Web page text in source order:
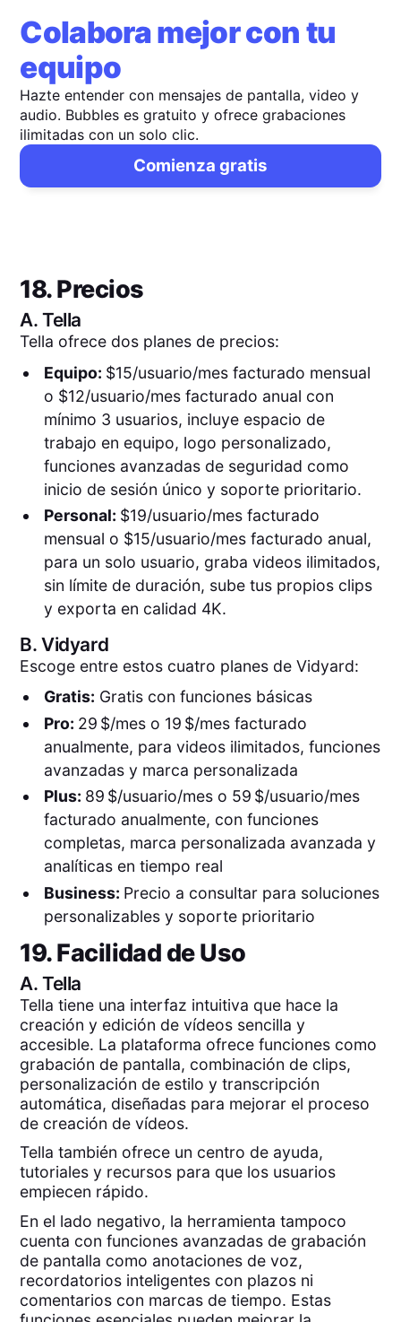
Colabora mejor con tu
equipo
Hazte entender con mensajes de pantalla, video y
audio. Bubbles es gratuito y ofrece grabaciones
ilimitadas con un solo clic.
Comienza gratis
18. Precios
A.Tella
Tella ofrece dos planes de precios:
Equipo: $15/usuario/mes facturado mensual
o $12/usuario/mes facturado anual con
mínimo 3 usuarios, incluye espacio de
trabajo en equipo, logo personalizado,
funciones avanzadas de seguridad como
inicio de sesión único y soporte prioritario.
Personal: $19/usuario/mes facturado
mensual o $15/usuario/mes facturado anual,
para un solo usuario, graba videos ilimitados,
sin límite de duración, sube tus propios clips
y exporta en calidad 4K.
B.Vidyard
Escoge entre estos cuatro planes de Vidyard:
Gratis: Gratis con funciones básicas
Pro: 29 $/mes o 19 $/mes facturado
anualmente, para videos ilimitados, funciones
avanzadas y marca personalizada
Plus: 89 $/usuario/mes o 59 $/usuario/mes
facturado anualmente, con funciones
completas, marca personalizada avanzada y
analíticas en tiempo real
Business: Precio a consultar para soluciones
personalizables y soporte prioritario
19. Facilidad de Uso
A.Tella
Tella tiene una interfaz intuitiva que hace la
creación y edición de vídeos sencilla y
accesible. La plataforma ofrece funciones como
grabación de pantalla, combinación de clips,
personalización de estilo y transcripción
automática, diseñadas para mejorar el proceso
de creación de vídeos.
Tella también ofrece un centro de ayuda,
tutoriales y recursos para que los usuarios
empiecen rápido.
En el lado negativo, la herramienta tampoco
cuenta con funciones avanzadas de grabación
de pantalla como anotaciones de voz,
recordatorios inteligentes con plazos ni
comentarios con marcas de tiempo. Estas